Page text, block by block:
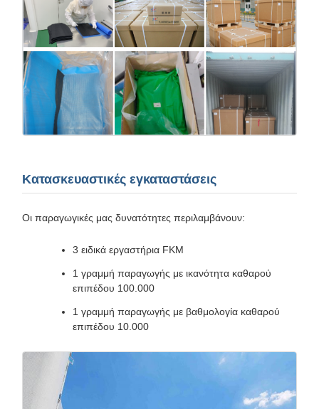
Κατασκευαστικές εγκαταστάσεις
Οι παραγωγικές μας δυνατότητες περιλαμβάνουν:
3 ειδικά εργαστήρια FKM
1 γραμμή παραγωγής με ικανότητα καθαρού
επιπέδου 100.000
1 γραμμή παραγωγής με βαθμολογία καθαρού
επιπέδου 10.000